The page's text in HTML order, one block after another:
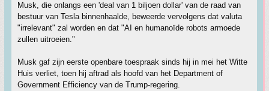
Musk, die onlangs een 'deal van 1 biljoen dollar' van de raad van
bestuur van Tesla binnenhaalde, beweerde vervolgens dat valuta
"irrelevant" zal worden en dat "AI en humanoïde robots armoede
zullen uitroeien."
Musk gaf zijn eerste openbare toespraak sinds hij in mei het Witte
Huis verliet, toen hij aftrad als hoofd van het Department of
Government Efficiency van de Trump-regering.